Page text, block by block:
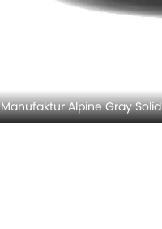
Manufaktur Alpine Gray Solid